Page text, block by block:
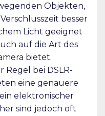
Objekten,
besser
Licht geeignet
auf die Art des
bietet.
Regel bei DSLR-
eine genauere
elektronischer
sind jedoch oft